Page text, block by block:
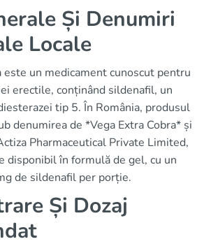
Și Denumiri
Locale
este un medicament cunoscut pentru
erectile, conținând sildenafil, un
tip 5. În România, produsul
denumirea de *Vega Extra Cobra* și
Pharmaceutical Private Limited,
disponibil în formulă de gel, cu un
de sildenafil per porție.
Și Dozaj